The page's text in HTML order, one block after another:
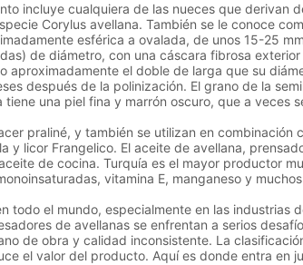
incluye cualquiera de las nueces que derivan
Corylus avellana. También se le conoce
esférica a ovalada, de unos 15-25
de diámetro, con una cáscara fibrosa exterior
aproximadamente el doble de larga que su
después de la polinización. El grano de la
una piel fina y marrón oscuro, que a veces
praliné, y también se utilizan en combinación
y licor Frangelico. El aceite de avellana,
de cocina. Turquía es el mayor productor
vitamina E, manganeso y
el mundo, especialmente en las industrias
de avellanas se enfrentan a serios
de obra y calidad inconsistente. La
el valor del producto. Aquí es donde entra en